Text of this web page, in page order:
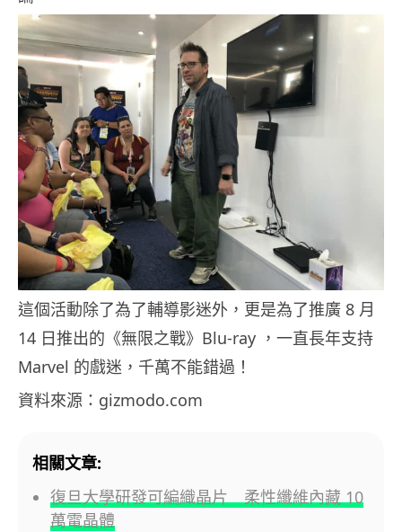
這個活動除了為了輔導影迷外，更是為了推廣 8 月
14 日推出的《無限之戰》Blu-ray ，一直長年支持
Marvel 的戲迷，千萬不能錯過！
資料來源：gizmodo.com
相關文章:
復旦大學研發可編織晶片 柔性纖維內藏 10
萬電晶體